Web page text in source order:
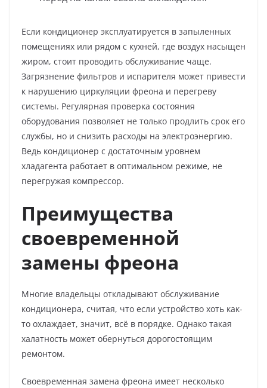
Если кондиционер эксплуатируется в запыленных
помещениях или рядом с кухней, где воздух насыщен
жиром, стоит проводить обслуживание чаще.
Загрязнение фильтров и испарителя может привести
к нарушению циркуляции фреона и перегреву
системы. Регулярная проверка состояния
оборудования позволяет не только продлить срок его
службы, но и снизить расходы на электроэнергию.
Ведь кондиционер с достаточным уровнем
хладагента работает в оптимальном режиме, не
перегружая компрессор.
Преимущества
своевременной
замены фреона
Многие владельцы откладывают обслуживание
кондиционера, считая, что если устройство хоть как-
то охлаждает, значит, всё в порядке. Однако такая
халатность может обернуться дорогостоящим
ремонтом.
Своевременная замена фреона имеет несколько